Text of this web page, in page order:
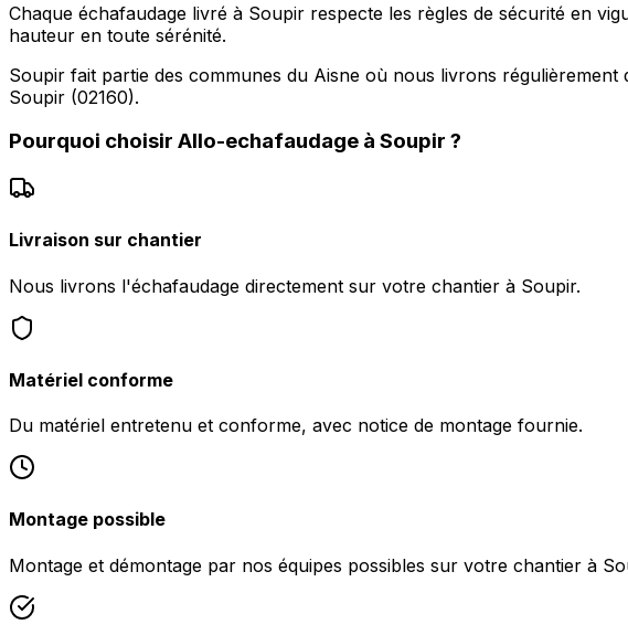
Chaque échafaudage livré à Soupir respecte les règles de sécurité en
hauteur en toute sérénité.
Soupir fait partie des communes du Aisne où nous livrons
Soupir (02160).
Pourquoi choisir Allo-echafaudage à Soupir ?
Livraison sur chantier
Nous livrons l'échafaudage directement sur votre chantier à Soupir.
Matériel conforme
Du matériel entretenu et conforme, avec notice de montage fournie.
Montage possible
Montage et démontage par nos équipes possibles sur votre chantier à